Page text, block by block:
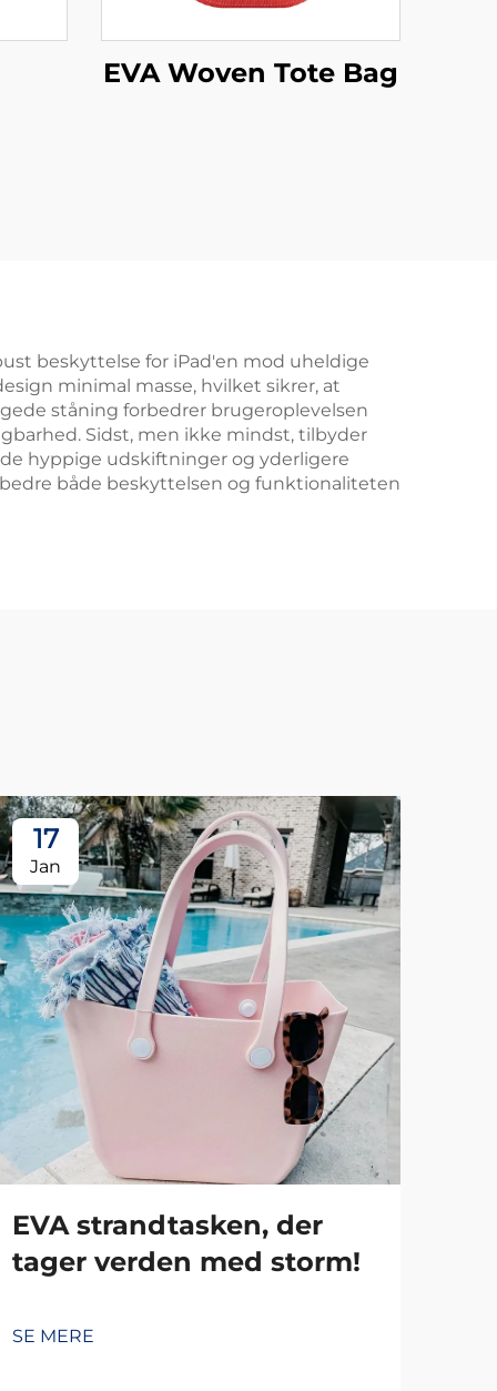
EVA Woven Tote Bag
beskyttelse for iPad'en mod uheldige
minimal masse, hvilket sikrer, at
ståning forbedrer brugeroplevelsen
Sidst, men ikke mindst, tilbyder
hyppige udskiftninger og yderligere
både beskyttelsen og funktionaliteten
17
Jan
EVA strandtasken, der
tager verden med storm!
SE MERE